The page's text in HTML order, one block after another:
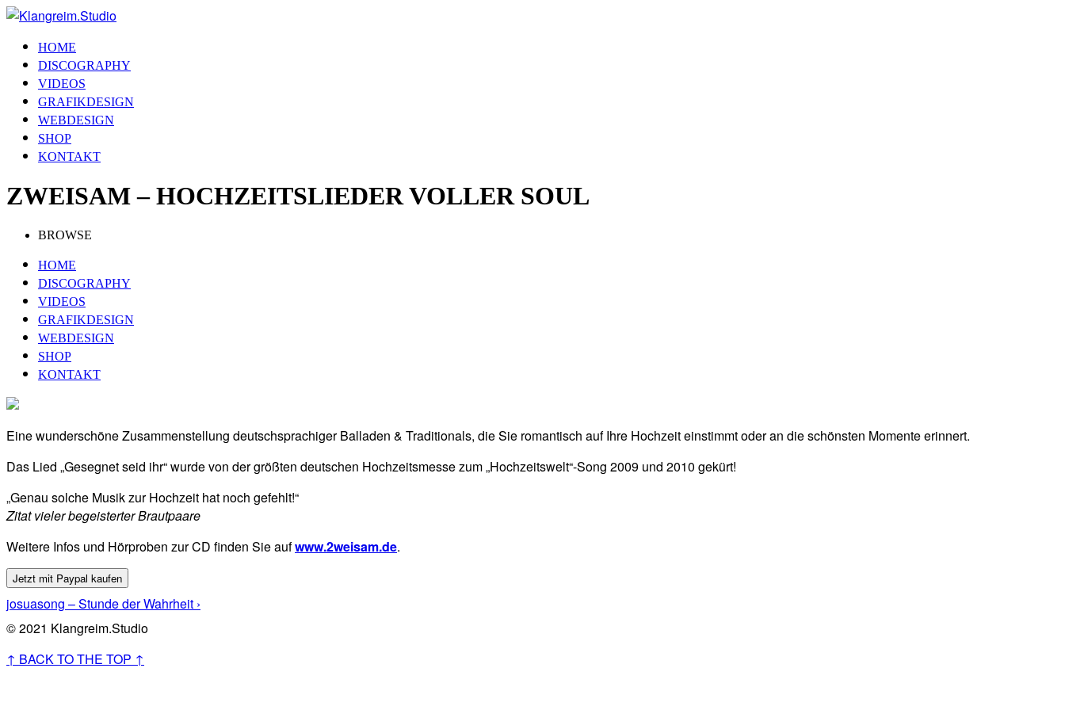
HOME
DISCOGRAPHY
VIDEOS
GRAFIKDESIGN
WEBDESIGN
SHOP
KONTAKT
ZWEISAM – HOCHZEITSLIEDER VOLLER SOUL
BROWSE
HOME
DISCOGRAPHY
VIDEOS
GRAFIKDESIGN
WEBDESIGN
SHOP
KONTAKT
Eine wunderschöne Zusammenstellung deutschsprachiger Balladen & Traditionals, die Sie romantisch auf Ihre Hochzeit einstimmt oder an die schönsten Momente erinnert.
Das Lied „Gesegnet seid ihr“ wurde von der größten deutschen Hochzeitsmesse zum „Hochzeitswelt“-Song 2009 und 2010 gekürt!
„Genau solche Musik zur Hochzeit hat noch gefehlt!“
Zitat vieler begeisterter Brautpaare
Weitere Infos und Hörproben zur CD finden Sie aufwww.2weisam.de.
josuasong – Stunde der Wahrheit ›
© 2021 Klangreim.Studio
↑ BACK TO THE TOP ↑